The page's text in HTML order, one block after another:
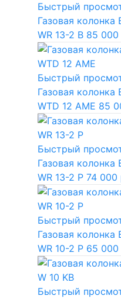
Быстрый
Газовая колонка
WR 13-2 В 85 000
Быстрый
Газовая колонка
WTD 12 AME 85
Быстрый
Газовая колонка
WR 13-2 P 74 000
Быстрый
Газовая колонка
WR 10-2 P 65 000
Быстрый